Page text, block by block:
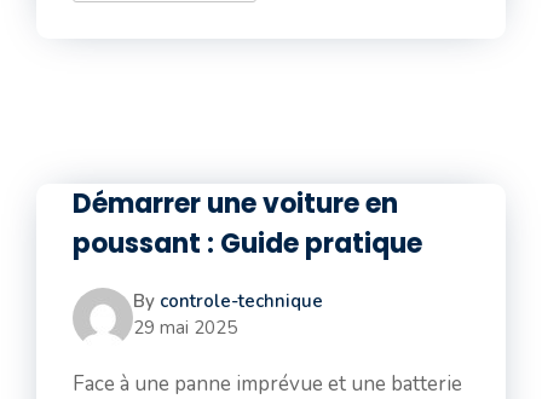
Démarrer une voiture en
poussant : Guide pratique
By controle-technique
29 mai 2025
Face à une panne imprévue et une batterie